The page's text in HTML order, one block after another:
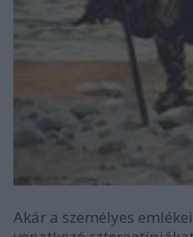
Akár a személyes